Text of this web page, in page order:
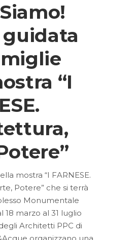
“I
mostra “I FARNESE.
Potere” che si terrà
Monumentale
18 marzo al 31 luglio
Architetti PPC di